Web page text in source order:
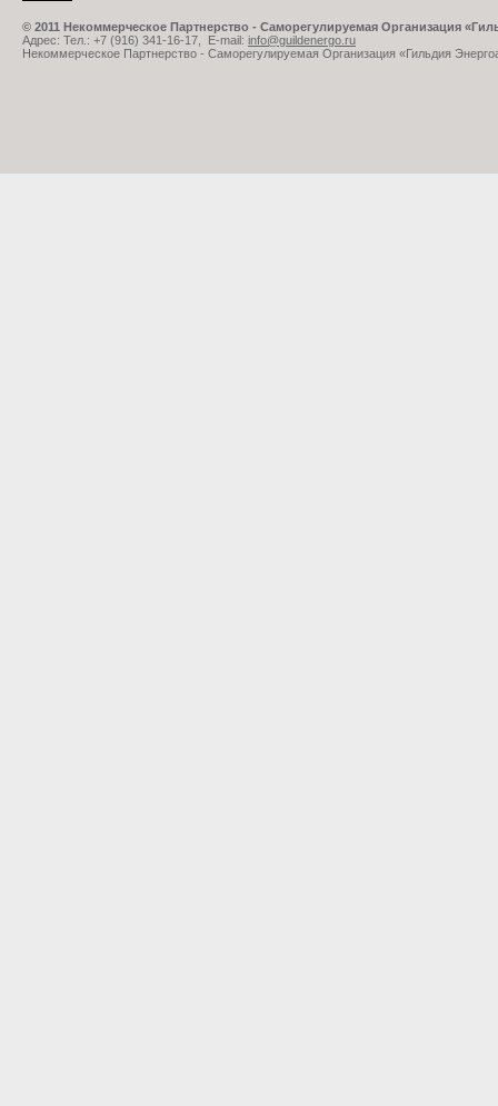
© 2011 Некоммерческое Партнерство - Саморегулируемая Организация
Адрес: Тел.: +7 (916) 341-16-17, E-mail: info@guildenergo.ru
Некоммерческое Партнерство - Саморегулируемая Организация «Гильдия